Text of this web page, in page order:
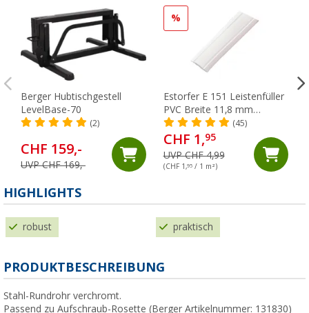
Berger Hubtischgestell
LevelBase-70
(2)
CHF 159,-
UVP CHF 169,-
%
Estorfer E 151 Leistenfüller
PVC Breite 11,8 mm
Meterware weiß(45)
CHF 1,95
UVP CHF 4,99
(CHF 1,95/ 1 m²)
HIGHLIGHTS
robust praktisch
PRODUKTBESCHREIBUNG
Stahl-Rundrohr verchromt.
Passend zu Aufschraub-Rosette (Berger Artikelnummer: 131830)